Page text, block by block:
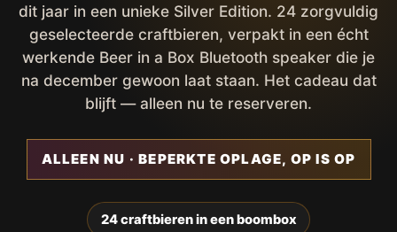
dit jaar in een unieke Silver Edition. 24 zorgvuldig
geselecteerde craftbieren, verpakt in een écht
werkende Beer in a Box Bluetooth speaker die je
na december gewoon laat staan. Het cadeau dat
blijft — alleen nu te reserveren.
ALLEEN NU · BEPERKTE OPLAGE, OP IS OP
24 craftbieren in een boombox